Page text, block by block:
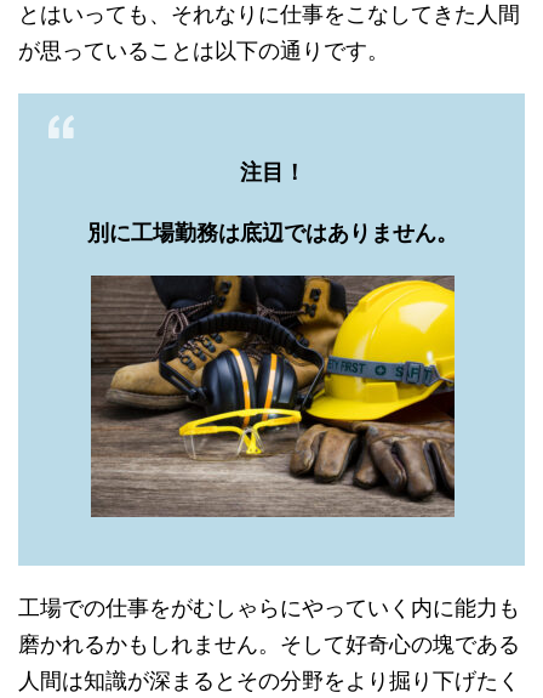
とはいっても、それなりに仕事をこなしてきた人間
が思っていることは以下の通りです。
注目！
別に工場勤務は底辺ではありません。
工場での仕事をがむしゃらにやっていく内に能力も
磨かれるかもしれません。そして好奇心の塊である
人間は知識が深まるとその分野をより掘り下げたく